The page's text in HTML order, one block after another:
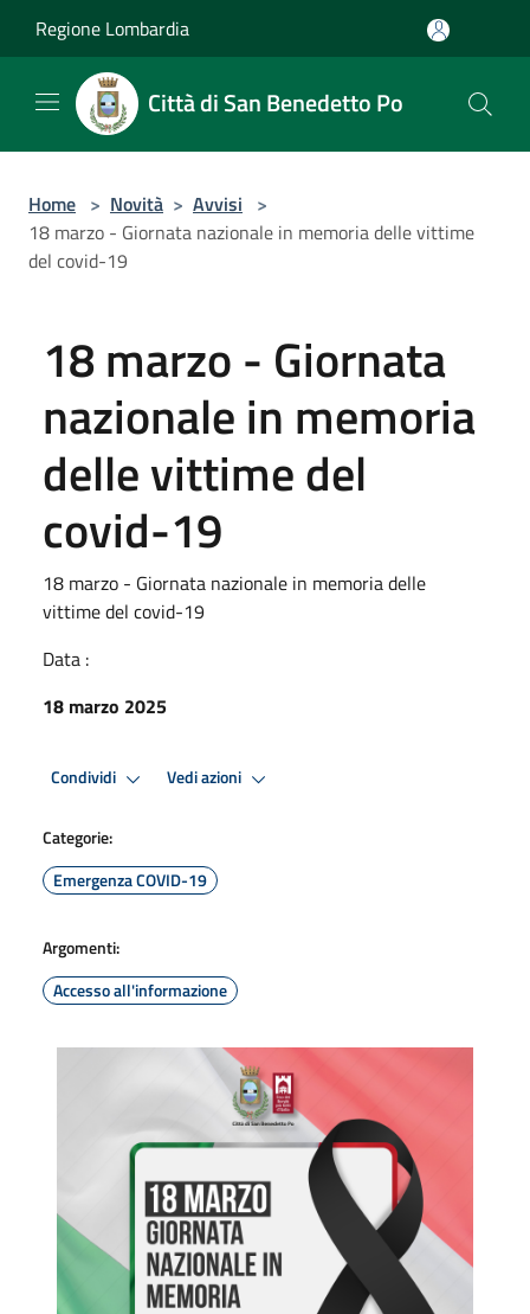
Regione Lombardia
Città di San Benedetto Po
Home > Novità > Avvisi >
18 marzo - Giornata nazionale in memoria delle vittime
del covid-19
18 marzo - Giornata
nazionale in memoria
delle vittime del
covid-19
18 marzo - Giornata nazionale in memoria delle
vittime del covid-19
Data :
18 marzo 2025
Condividi Vedi azioni
Categorie:
Emergenza COVID-19
Argomenti:
Accesso all'informazione